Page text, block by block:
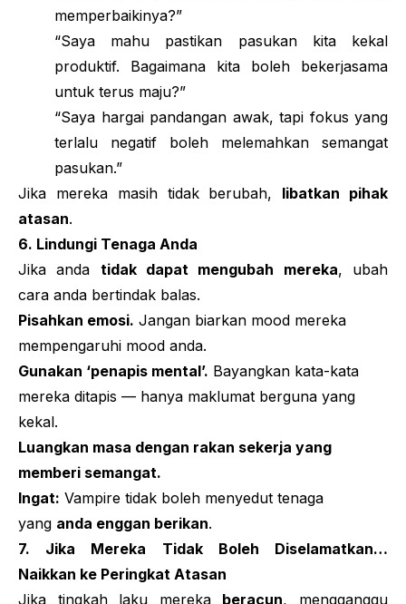
memperbaikinya?”
“Saya mahu pastikan pasukan kita kekal
produktif. Bagaimana kita boleh bekerjasama
untuk terus maju?”
“Saya hargai pandangan awak, tapi fokus yang
terlalu negatif boleh melemahkan semangat
pasukan.”
Jika mereka masih tidak berubah, libatkan pihak
atasan.
6. Lindungi Tenaga Anda
Jika anda tidak dapat mengubah mereka, ubah
cara anda bertindak balas.
Pisahkan emosi. Jangan biarkan mood mereka
mempengaruhi mood anda.
Gunakan ‘penapis mental’. Bayangkan kata-kata
mereka ditapis — hanya maklumat berguna yang
kekal.
Luangkan masa dengan rakan sekerja yang
memberi semangat.
Ingat: Vampire tidak boleh menyedut tenaga
yang anda enggan berikan.
7. Jika Mereka Tidak Boleh Diselamatkan…
Naikkan ke Peringkat Atasan
Jika tingkah laku mereka beracun, mengganggu